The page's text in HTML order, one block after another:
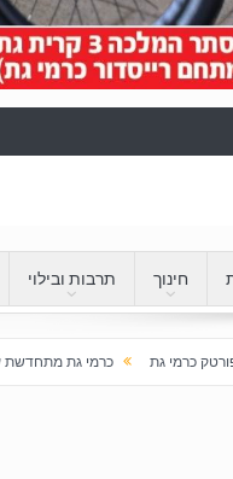
חינוך תרבות ובילוי
כרמי גת מתחדשת עם בוא האביב